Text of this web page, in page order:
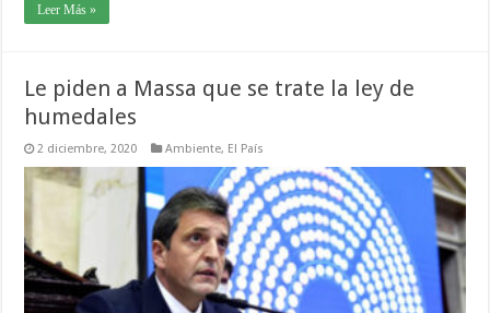
Leer Más »
Le piden a Massa que se trate la ley de
humedales
2 diciembre, 2020 Ambiente, El País